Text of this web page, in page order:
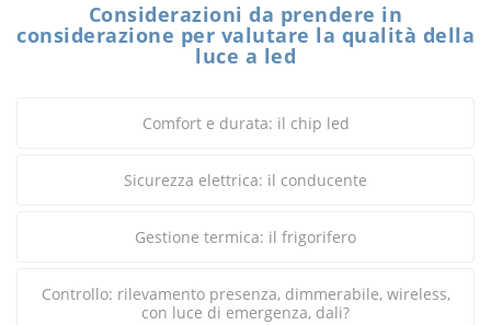
Considerazioni da prendere in
considerazione per valutare la qualità della
luce a led
Comfort e durata: il chip led
Sicurezza elettrica: il conducente
Gestione termica: il frigorifero
Controllo: rilevamento presenza, dimmerabile, wireless,
con luce di emergenza, dali?